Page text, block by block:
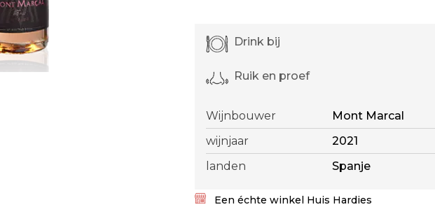
Drink bij
Ruik en proef
Wijnbouwer
Mont Marcal
wijnjaar
2021
landen
Spanje
Een échte winkel Huis Hardies